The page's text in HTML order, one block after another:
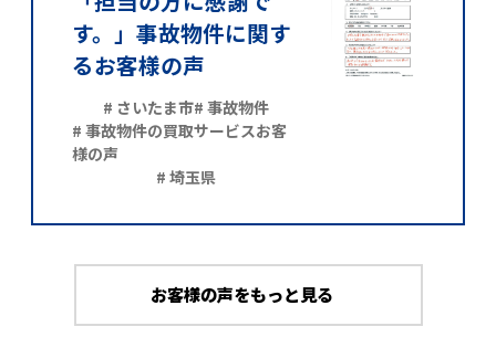
す。」事故物件に関す
るお客様の声
# さいたま市# 事故物件
# 事故物件の買取サービスお客
様の声
# 埼玉県
お客様の声をもっと見る